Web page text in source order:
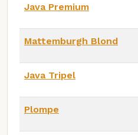
Java Premium
Mattemburgh Blond
Java Tripel
Plompe